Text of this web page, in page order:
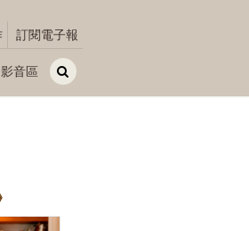
訂閱電子報
影音區